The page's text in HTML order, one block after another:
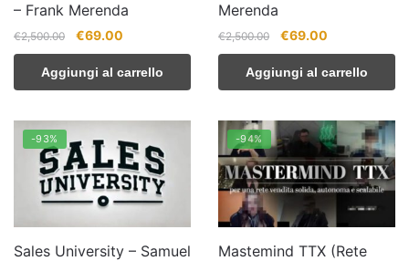
– Frank Merenda
€2,500.00
Il
prezzo
originale
era:
€69.00
prezzo
attuale
è:
Aggiungi al carrello
Merenda
€2,500.00
Il
prezzo
originale
era:
€69.00
prezzo
attuale
è:
Aggiungi al carrello
-93%
Sales University – Samuel
-94%
Mastemind TTX (Rete